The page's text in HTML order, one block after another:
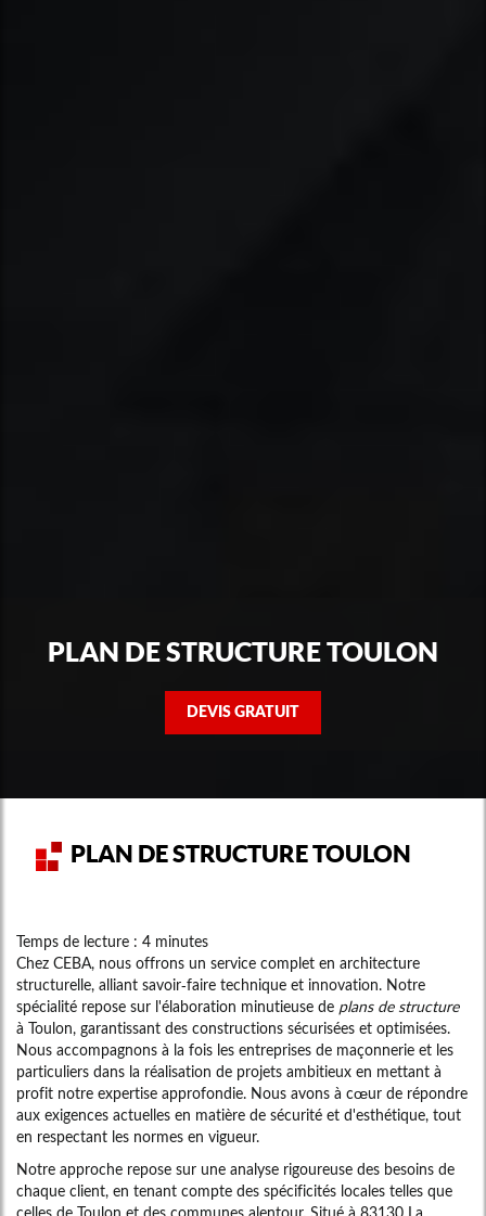
PLAN DE STRUCTURE TOULON
DEVIS GRATUIT
PLAN DE STRUCTURE TOULON
Temps de lecture : 4 minutes
Chez CEBA, nous offrons un service complet en architecture
structurelle, alliant savoir-faire technique et innovation. Notre
spécialité repose sur l'élaboration minutieuse de plans de structure
à Toulon, garantissant des constructions sécurisées et optimisées.
Nous accompagnons à la fois les entreprises de maçonnerie et les
particuliers dans la réalisation de projets ambitieux en mettant à
profit notre expertise approfondie. Nous avons à cœur de répondre
aux exigences actuelles en matière de sécurité et d'esthétique, tout
en respectant les normes en vigueur.
Notre approche repose sur une analyse rigoureuse des besoins de
chaque client, en tenant compte des spécificités locales telles que
celles de Toulon et des communes alentour. Situé à 83130 La